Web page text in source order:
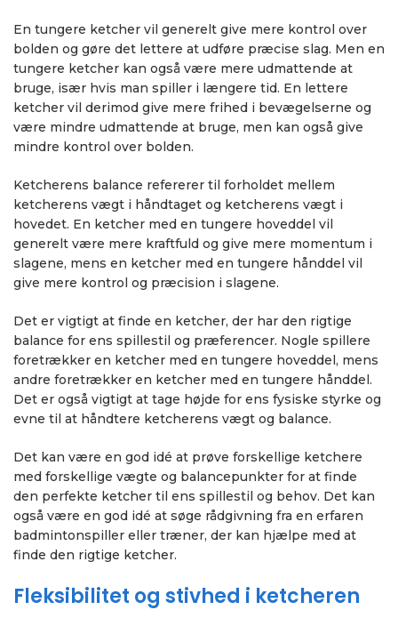
En tungere ketcher vil generelt give mere kontrol over
bolden og gøre det lettere at udføre præcise slag. Men en
tungere ketcher kan også være mere udmattende at
bruge, især hvis man spiller i længere tid. En lettere
ketcher vil derimod give mere frihed i bevægelserne og
være mindre udmattende at bruge, men kan også give
mindre kontrol over bolden.
Ketcherens balance refererer til forholdet mellem
ketcherens vægt i håndtaget og ketcherens vægt i
hovedet. En ketcher med en tungere hoveddel vil
generelt være mere kraftfuld og give mere momentum i
slagene, mens en ketcher med en tungere hånddel vil
give mere kontrol og præcision i slagene.
Det er vigtigt at finde en ketcher, der har den rigtige
balance for ens spillestil og præferencer. Nogle spillere
foretrækker en ketcher med en tungere hoveddel, mens
andre foretrækker en ketcher med en tungere hånddel.
Det er også vigtigt at tage højde for ens fysiske styrke og
evne til at håndtere ketcherens vægt og balance.
Det kan være en god idé at prøve forskellige ketchere
med forskellige vægte og balancepunkter for at finde
den perfekte ketcher til ens spillestil og behov. Det kan
også være en god idé at søge rådgivning fra en erfaren
badmintonspiller eller træner, der kan hjælpe med at
finde den rigtige ketcher.
Fleksibilitet og stivhed i ketcheren